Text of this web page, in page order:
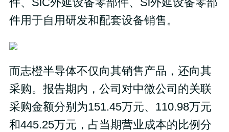
件、SiC外延设备零部件、Si外延设备零部
件用于自用研发和配套设备销售。
而志橙半导体不仅向其销售产品，还向其
采购。报告期内，公司对中微公司的关联
采购金额分别为151.45万元、110.98万元
和445.25万元，占当期营业成本的比例分